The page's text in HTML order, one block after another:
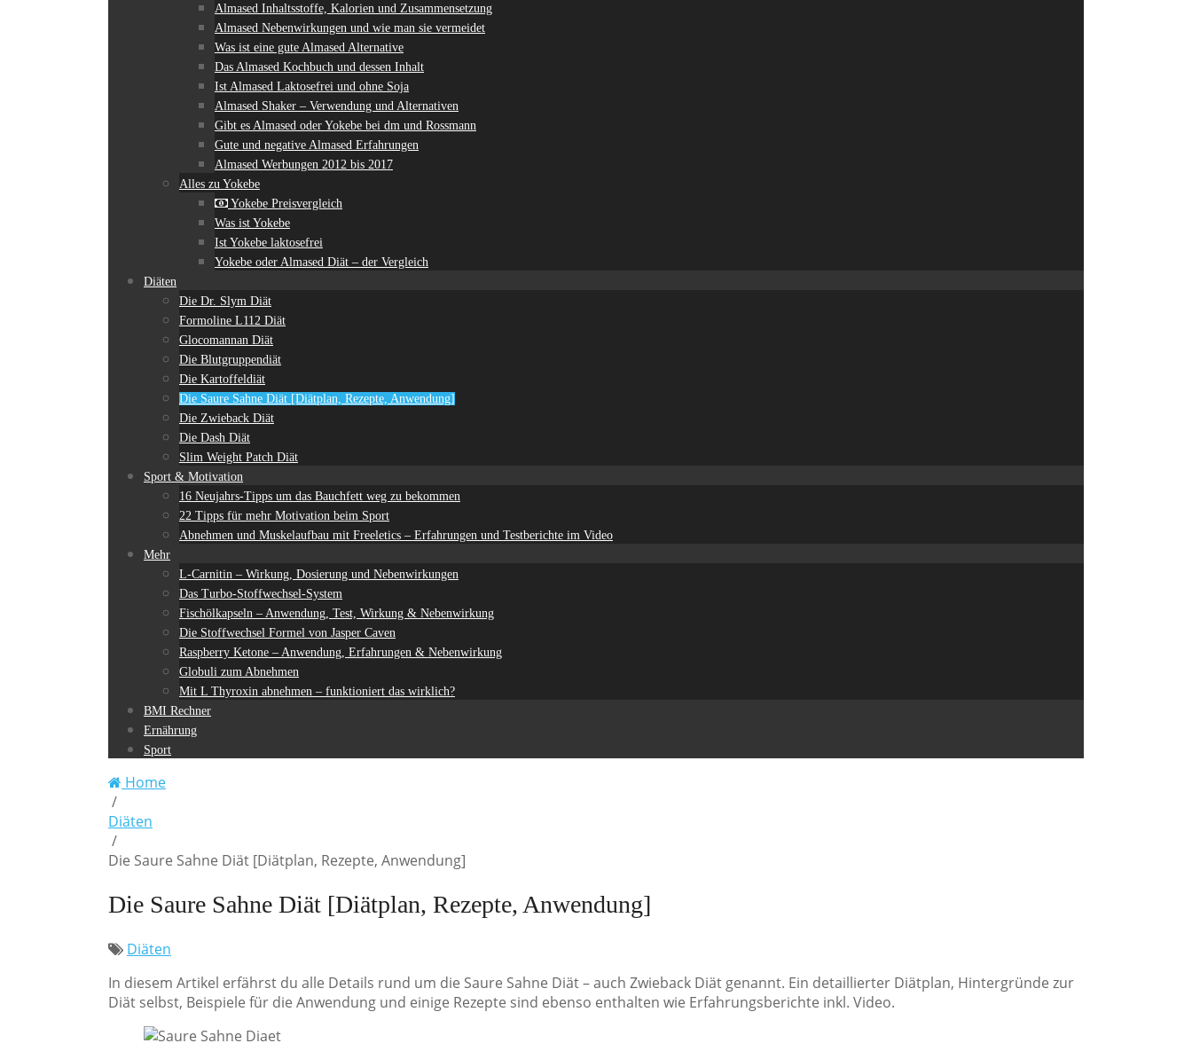
Almased Inhaltsstoffe, Kalorien und Zusammensetzung
Almased Nebenwirkungen und wie man sie vermeidet
Was ist eine gute Almased Alternative
Das Almased Kochbuch und dessen Inhalt
Ist Almased Laktosefrei und ohne Soja
Almased Shaker – Verwendung und Alternativen
Gibt es Almased oder Yokebe bei dm und Rossmann
Gute und negative Almased Erfahrungen
Almased Werbungen 2012 bis 2017
Alles zu Yokebe
Yokebe Preisvergleich
Was ist Yokebe
Ist Yokebe laktosefrei
Yokebe oder Almased Diät – der Vergleich
Diäten
Die Dr. Slym Diät
Formoline L112 Diät
Glocomannan Diät
Die Blutgruppendiät
Die Kartoffeldiät
Die Saure Sahne Diät [Diätplan, Rezepte, Anwendung]
Die Zwieback Diät
Die Dash Diät
Slim Weight Patch Diät
Sport & Motivation
16 Neujahrs-Tipps um das Bauchfett weg zu bekommen
22 Tipps für mehr Motivation beim Sport
Abnehmen und Muskelaufbau mit Freeletics – Erfahrungen und Testberichte im Video
Mehr
L-Carnitin – Wirkung, Dosierung und Nebenwirkungen
Das Turbo-Stoffwechsel-System
Fischölkapseln – Anwendung, Test, Wirkung & Nebenwirkung
Die Stoffwechsel Formel von Jasper Caven
Raspberry Ketone – Anwendung, Erfahrungen & Nebenwirkung
Globuli zum Abnehmen
Mit L Thyroxin abnehmen – funktioniert das wirklich?
BMI Rechner
Ernährung
Sport
Home
/
Diäten
/
Die Saure Sahne Diät [Diätplan, Rezepte, Anwendung]
Die Saure Sahne Diät [Diätplan, Rezepte, Anwendung]
Diäten
In diesem Artikel erfährst du alle Details rund um die Saure Sahne Diät – auch Zwieback Diät genannt. Ein detaillierter Diätplan, Hintergründe zur
Diät selbst, Beispiele für die Anwendung und einige Rezepte sind ebenso enthalten wie Erfahrungsberichte inkl. Video.